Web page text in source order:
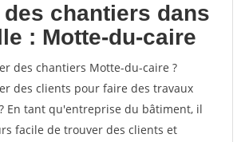
chantiers dans
: Motte-du-caire
des chantiers Motte-du-caire ?
des clients pour faire des travaux
En tant qu'entreprise du bâtiment, il
facile de trouver des clients et